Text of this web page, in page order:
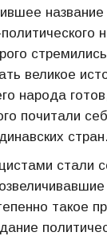
название
великое
народа
почитали
стран.
стали
такое